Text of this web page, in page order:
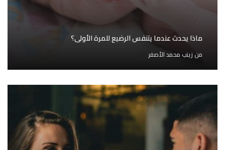
ماذا يحدث عندما يتنفس الرضيع للمرة الأولى؟
من زينب محمد الأصفر